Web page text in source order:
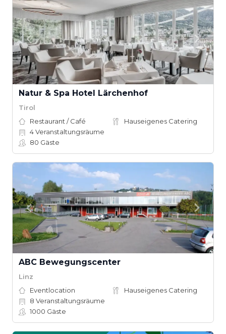
Natur & Spa Hotel Lärchenhof
Tirol
Restaurant / Café
Hauseigenes Catering
4Veranstaltungsräume
80 Gäste
ABC Bewegungscenter
Linz
Eventlocation
Hauseigenes Catering
8 Veranstaltungsräume
1000 Gäste